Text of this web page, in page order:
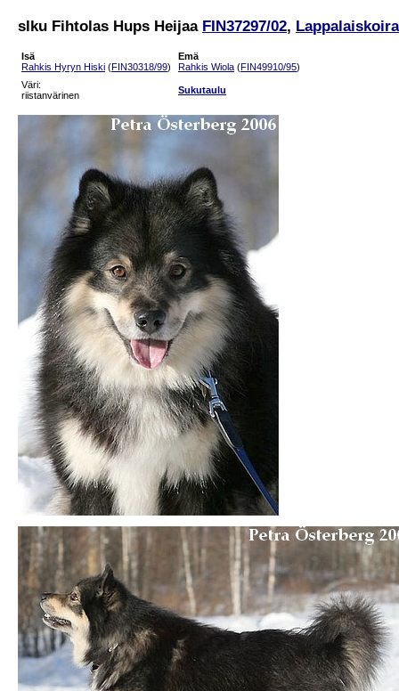
slku Fihtolas Hups Heijaa FIN37297/02,
Isä
Rahkis Hyryn Hiski (FIN30318/99)
Emä
Rahkis Wiola (FIN49910/95)
Väri:
riistanvärinen
Sukutaulu